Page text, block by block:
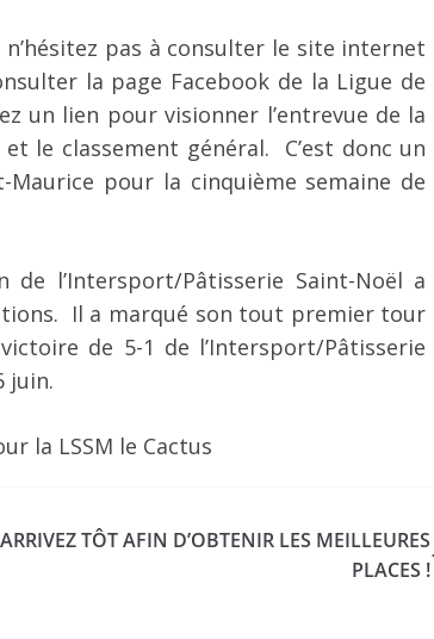
pas à consulter le site internet
la page Facebook de la Ligue de
un lien pour visionner l’entrevue de la
le classement général. C’est donc un
pour la cinquième semaine de
de l’Intersport/Pâtisserie Saint-Noël a
Il a marqué son tout premier tour
de 5-1 de l’Intersport/Pâtisserie
juin.
la LSSM le Cactus
ARRIVEZ TÔT AFIN D’OBTENIR LES MEILLEURES
PLACES !